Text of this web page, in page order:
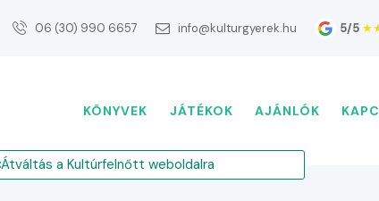
06 (30) 990 6657 info@kulturgyerek.hu 5/5
KÖNYVEK JÁTÉKOK AJÁNLÓK
Átváltás a Kultúrfelnőtt weboldalra